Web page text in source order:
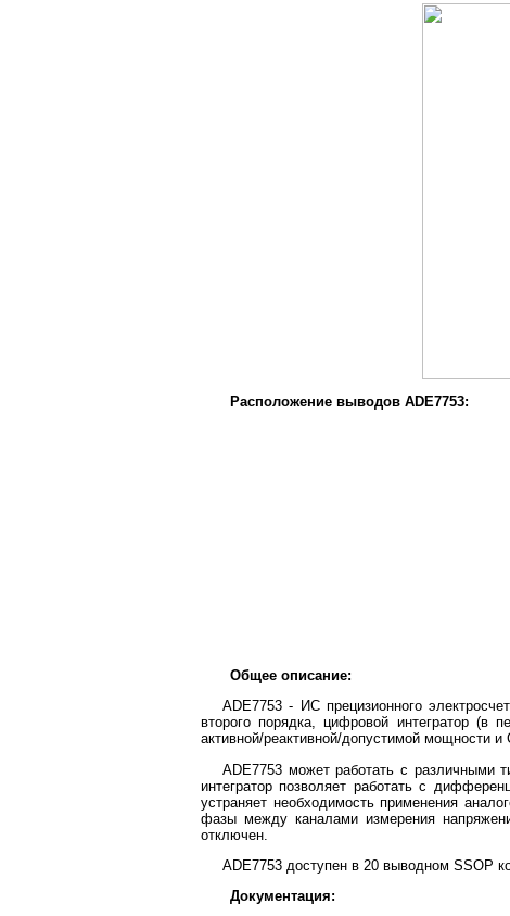
Расположение выводов ADE7753:
Общее описание:
ADE7753 - ИС прецизионного
второго порядка, цифровой интегратор (в
активной/реактивной/допустимой мощности
ADE7753 может работать с различными
интегратор позволяет работать с
устраняет необходимость применения
фазы между каналами измерения
отключен.
ADE7753 доступен в 20 выводном SSOP
Документация: